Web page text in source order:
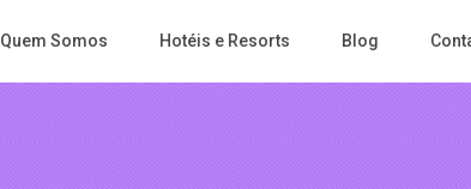
Quem Somos Hotéis e Resorts Blog